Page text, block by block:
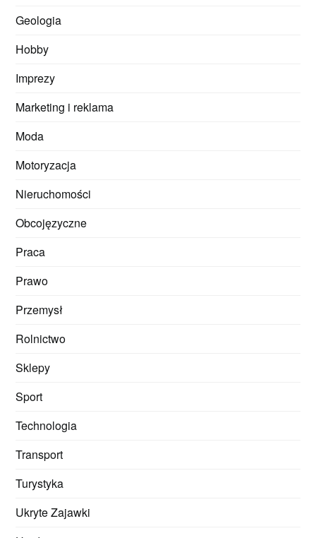
Geologia
Hobby
Imprezy
Marketing i reklama
Moda
Motoryzacja
Nieruchomości
Obcojęzyczne
Praca
Prawo
Przemysł
Rolnictwo
Sklepy
Sport
Technologia
Transport
Turystyka
Ukryte Zajawki